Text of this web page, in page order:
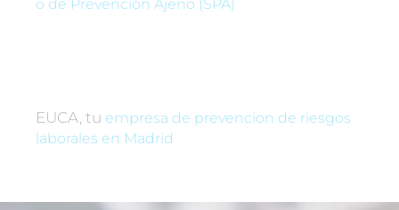
o de Prevención Ajeno (SPA)
EUCA, tu empresa de prevencion de riesgos
laborales en Madrid